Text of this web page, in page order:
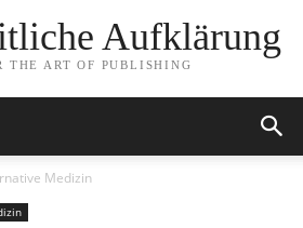
Aufklärung
THE ART OF PUBLISHING
Medizin